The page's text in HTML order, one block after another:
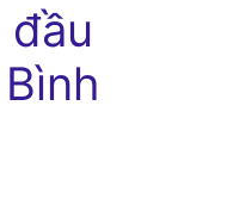
đầu